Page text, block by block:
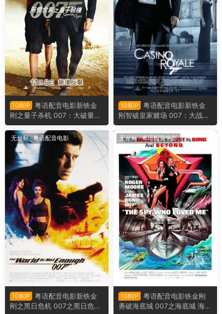
1080P
粤语配音电影新铁金
刚之量子杀机 007：大破量子
危机 007：量子危机 Quantu
m of Solace
1080P
粤语配音电影新铁金
刚智破皇家赌场 007：大战皇
家赌场 007首部曲：皇家夜总
会 Casino Royale
无台标·粤语配音电影
1080P
粤语配音电影新铁金
刚之黑日危机 007之黑日危机
无台标·粤语配音电影
1080P
粤语配音电影铁金刚
勇破海底城 007之海底城 海底